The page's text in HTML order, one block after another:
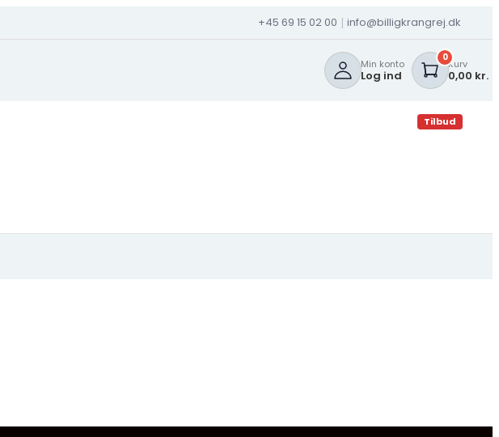
+45 69 15 02 00 | info@billigkrangrej.dk
Min konto
Log ind
0Kurv
0,00 kr.
Tilbud